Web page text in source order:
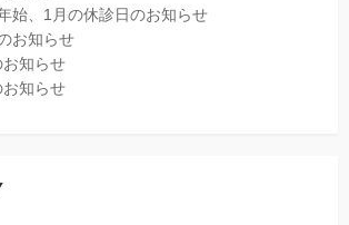
始、1月の休診日のお知らせ
お知らせ
知らせ
知らせ